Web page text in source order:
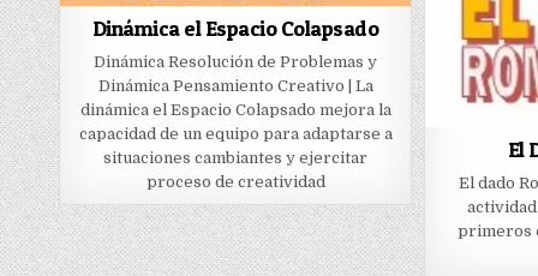
Dinámica el Espacio Colapsado
Dinámica Resolución de Problemas y
Dinámica Pensamiento Creativo | La
dinámica el Espacio Colapsado mejora la
capacidad de un equipo para adaptarse a
situaciones cambiantes y ejercitar
proceso de creatividad
El
El dado
primeros